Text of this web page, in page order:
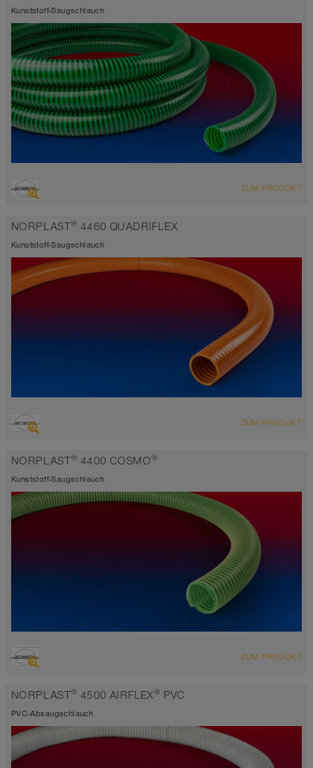
Kunststoff-Saugschlauch
ÜBERSICHT
Saugschlauch
grün-transparent
ZUM PRODUKT
NORPLAST® 4460 QUADRIFLEX
Kunststoff-Saugschlauch
ÜBERSICHT
Saugschlauch
ZUM PRODUKT
NORPLAST® 4400 COSMO®
Kunststoff-Saugschlauch
ÜBERSICHT
Saugschlauch
grün-transparent
ZUM PRODUKT
NORPLAST® 4500 AIRFLEX® PVC
PVC-Absaugschlauch